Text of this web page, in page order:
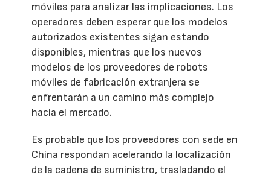
móviles para analizar las implicaciones. Los
operadores deben esperar que los modelos
autorizados existentes sigan estando
disponibles, mientras que los nuevos
modelos de los proveedores de robots
móviles de fabricación extranjera se
enfrentarán a un camino más complejo
hacia el mercado.
Es probable que los proveedores con sede en
China respondan acelerando la localización
de la cadena de suministro, trasladando el